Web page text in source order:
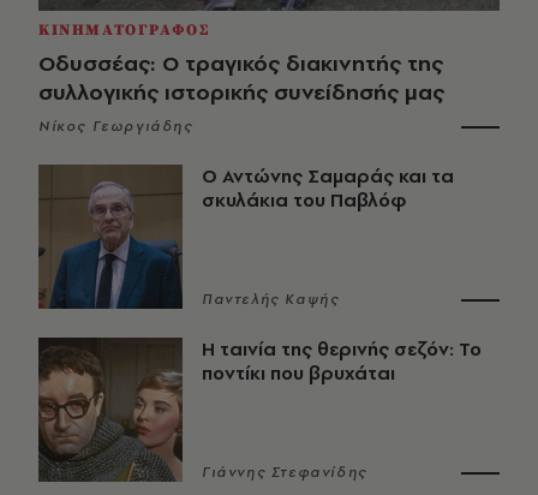
ΚΙΝΗΜΑΤΟΓΡΑΦΟΣ
Οδυσσέας: Ο τραγικός διακινητής της
συλλογικής ιστορικής συνείδησής μας
Νίκος Γεωργιάδης
Ο Αντώνης Σαμαράς και τα
σκυλάκια του Παβλόφ
Παντελής Καψής
Η ταινία της θερινής σεζόν: Το
ποντίκι που βρυχάται
Γιάννης Στεφανίδης